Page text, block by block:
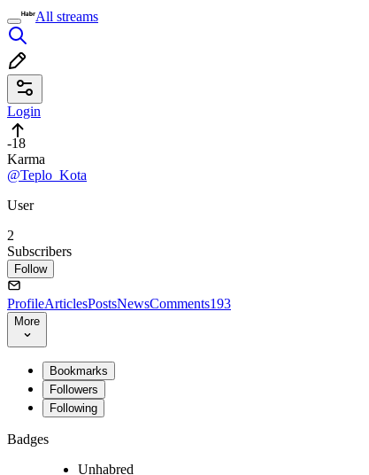
All streams
Login
-18
Karma
@Teplo_Kota
User
2
Subscribers
Follow
ProfileArticlesPostsNewsComments193
More
Bookmarks
Followers
Following
Badges
Unhabred